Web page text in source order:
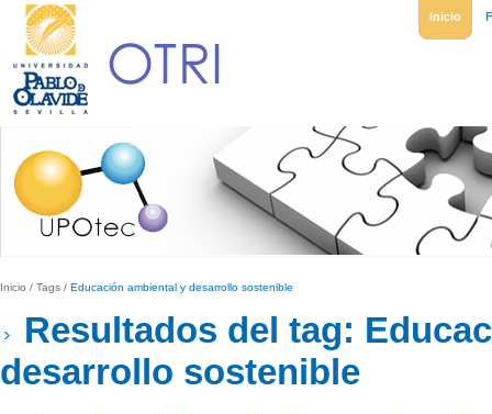
Inicio
Inicio / Tags / Educación ambiental y desarrollo sostenible
Resultados del tag:
desarrollo sostenible